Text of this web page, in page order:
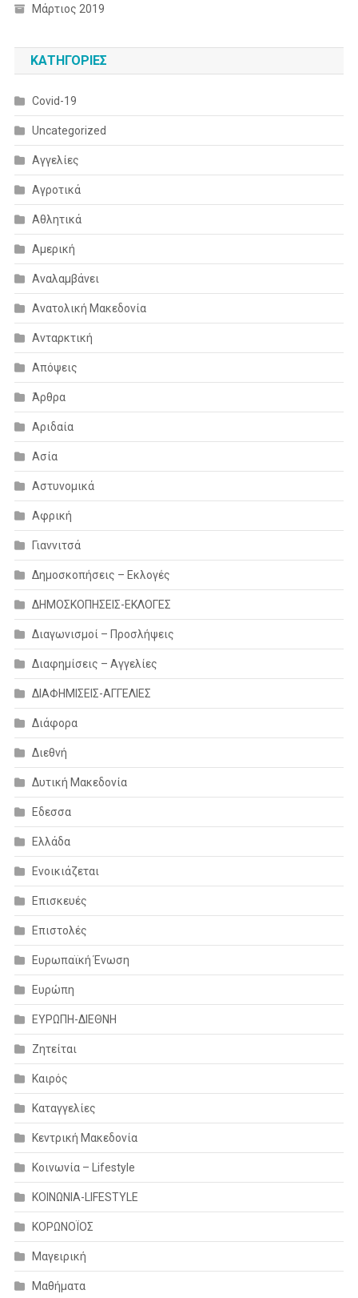
Μάρτιος 2019
KΑΤΗΓΟΡΊΕΣ
Covid-19
Uncategorized
Αγγελίες
Αγροτικά
Αθλητικά
Αμερική
Αναλαμβάνει
Ανατολική Μακεδονία
Ανταρκτική
Απόψεις
Άρθρα
Αριδαία
Ασία
Αστυνομικά
Αφρική
Γιαννιτσά
Δημοσκοπήσεις – Εκλογές
ΔΗΜΟΣΚΟΠΗΣΕΙΣ-ΕΚΛΟΓΕΣ
Διαγωνισμοί – Προσλήψεις
Διαφημίσεις – Αγγελίες
ΔΙΑΦΗΜΙΣΕΙΣ-ΑΓΓΕΛΙΕΣ
Διάφορα
Διεθνή
Δυτική Μακεδονία
Εδεσσα
Ελλάδα
Ενοικιάζεται
Επισκευές
Επιστολές
Ευρωπαϊκή Ένωση
Ευρώπη
ΕΥΡΩΠΗ-ΔΙΕΘΝΗ
Ζητείται
Καιρός
Καταγγελίες
Κεντρική Μακεδονία
Κοινωνία – Lifestyle
ΚΟΙΝΩΝΙΑ-LIFESTYLE
ΚΟΡΩΝΟΪΟΣ
Μαγειρική
Μαθήματα